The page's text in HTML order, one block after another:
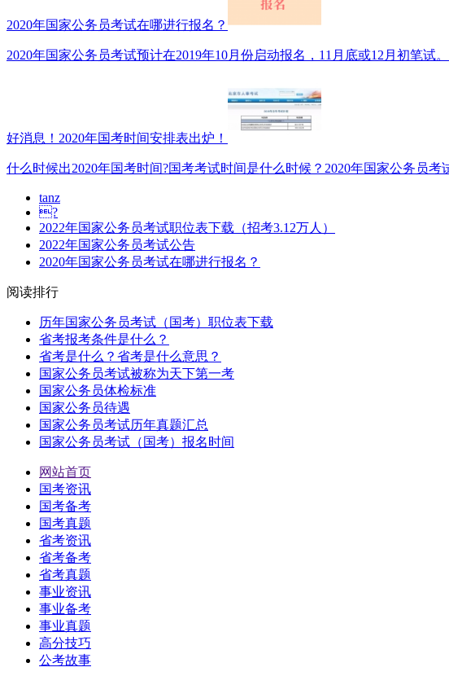
2020年国家公务员考试在哪进行报名？
2020年国家公务员考试预计在2019年10月份启动报名，11月底或12月初笔试
好消息！2020年国考时间安排表出炉！
什么时候出2020年国考时间?国考考试时间是什么时候？2020年国家公务员考
tanz
?
2022年国家公务员考试职位表下载（招考3.12万人）
2022年国家公务员考试公告
2020年国家公务员考试在哪进行报名？
阅读排行
历年国家公务员考试（国考）职位表下载
省考报考条件是什么？
省考是什么？省考是什么意思？
国家公务员考试被称为天下第一考
国家公务员体检标准
国家公务员待遇
国家公务员考试历年真题汇总
国家公务员考试（国考）报名时间
网站首页
国考资讯
国考备考
国考真题
省考资讯
省考备考
省考真题
事业资讯
事业备考
事业真题
高分技巧
公考故事